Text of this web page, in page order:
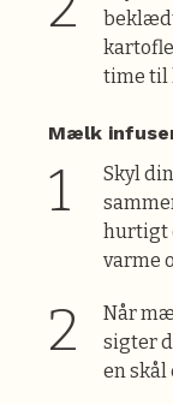
time til
Mælk
Skyl
hurtigt
varme
Når
sigter
en skål